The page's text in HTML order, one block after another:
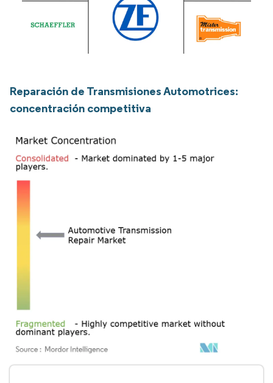
Reparación de Transmisiones Automotrices:
concentración competitiva